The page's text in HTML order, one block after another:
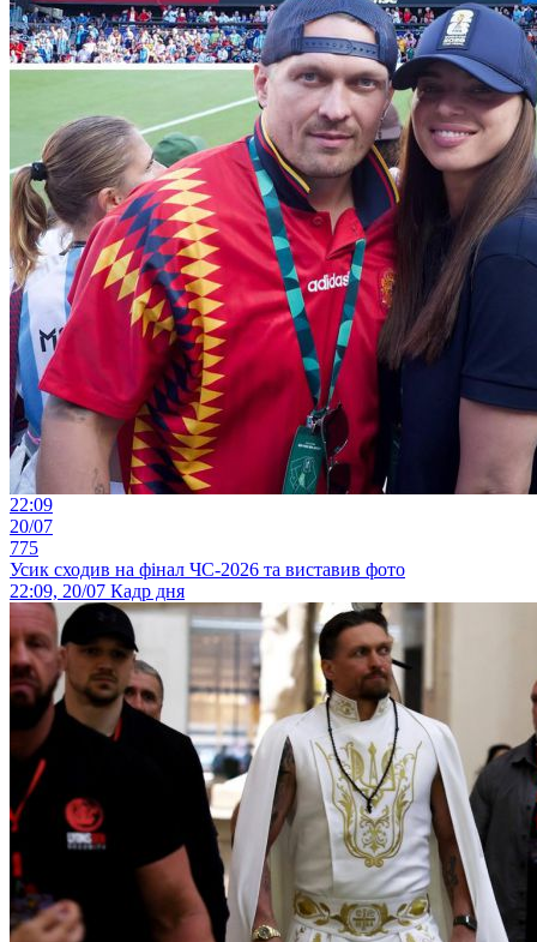
22:09
20/07
775
Усик сходив на фінал ЧС-2026 та виставив фото
22:09, 20/07 Кадр дня